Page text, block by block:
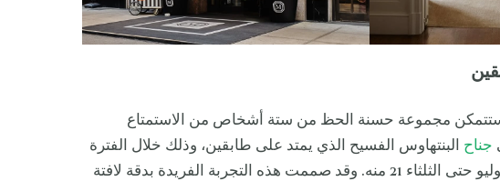
ستتمكن مجموعة حسنة الحظ من ستة أشخاص من الاستمتاع
جناح البنتهاوس الفسيح الذي يمتد على طابقين، وذلك خلال الفترة
الممتدة من الخميس 16 يوليو حتى الثلثاء 21 منه. وقد صممت هذه التجربة الفريدة بدقة لافتة